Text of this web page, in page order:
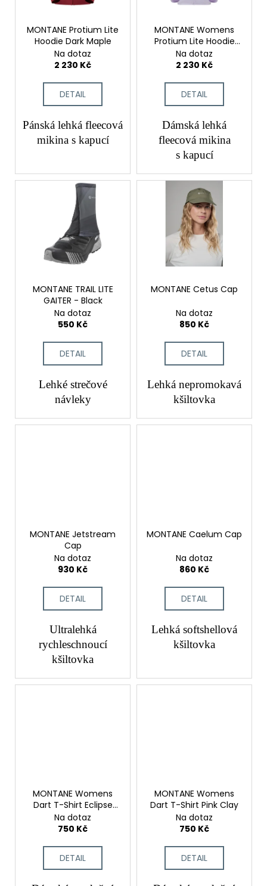
MONTANE Protium Lite
Hoodie Dark Maple
Na dotaz
2 230 Kč
DETAIL
Pánská lehká fleecová
mikina s kapucí
MONTANE Womens
Protium Lite Hoodie
Lilac Haze
Na dotaz
2 230 Kč
DETAIL
Dámská lehká
fleecová mikina
s kapucí
MONTANE TRAIL LITE
GAITER - Black
Na dotaz
550 Kč
DETAIL
Lehké strečové
návleky
MONTANE Cetus Cap
Na dotaz
850 Kč
DETAIL
Lehká nepromokavá
kšiltovka
MONTANE Jetstream
Cap
Na dotaz
930 Kč
DETAIL
Ultralehká
rychleschnoucí
kšiltovka
MONTANE Caelum Cap
Na dotaz
860 Kč
DETAIL
Lehká softshellová
kšiltovka
MONTANE Womens
Dart T-Shirt Eclipse
Blue
Na dotaz
750 Kč
DETAIL
MONTANE Womens
Dart T-Shirt Pink Clay
Na dotaz
750 Kč
DETAIL